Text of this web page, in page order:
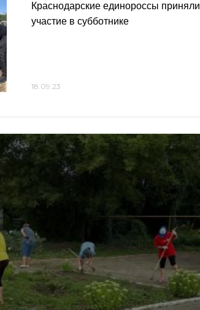
Краснодарские единороссы приняли
участие в субботнике
18.09.23